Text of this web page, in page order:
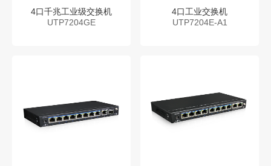
4口千兆工业级交换机
UTP7204GE
4口工业交换机
UTP7204E-A1